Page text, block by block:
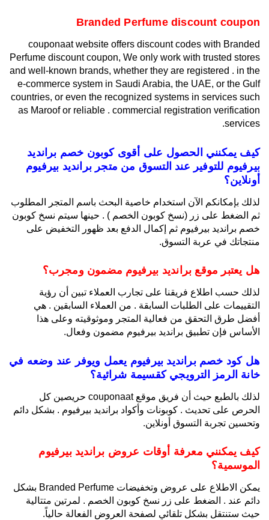
Branded Perfume discount coupon
couponaat website offers discount codes with Branded
Perfume discount coupon, We only work with trusted stores
and well-known brands, whether they are registered . in the
e-commerce system in Saudi Arabia, the UAE, or the Gulf
countries, or even the recognized systems in services such
as Maroof or reliable . commercial registration verification
services.
كيف يمكنني الحصول على أقوى كوبون خصم برانديد
بيرفيوم للتوفير عند التسوق من متجر برانديد بيرفيوم
أونلاين؟
لذلك بإمكانكم الآن استخدام خاصية البحث باسم المتجر المطلوب
ثم الضغط على زر (نسخ كوبون الخصم ) . حينها سيتم نسخ كوبون
خصم برانديد بيرفيوم ثم إكمال الدفع بعد ظهور التخفيض على
منتجاتك في عربة التسوق.
هل يعتبر موقع برانديد بيرفيوم مضمون ومجرب؟
لذلك حسب اطلاع فريقنا على تجارب العملاء تبين أن رؤية
التقييمات على الطلبات السابقة . من العملاء السابقين . هي
أفضل طرق التحقق من فعالية المتجر وموثوقيته وعلى هذا
الأساس فإن تطبيق برانديد بيرفيوم مضمون وفعال.
هل كود خصم برانديد بيرفيوم يعمل ويوفر عند وضعه في
خانة الرمز الترويجي كقسيمة شرائية؟
لذلك بالطبع حيث أن فريق موقع couponaat حريصين كل
الحرص على تحديث . كوبونات وأكواد برانديد بيرفيوم . بشكل دائم
وتحسين تجربة التسوق أونلاين.
كيف يمكنني معرفة أوقات عروض برانديد بيرفيوم
الموسمية؟
يمكن الاطلاع على عروض وتخفيضات Branded Perfume بشكل
دائم عند . الضغط على زر نسخ كوبون الخصم . لمرتين متتالية
حيث ستنتقل بشكل تلقائي لصفحة العروض الفعالة حالياً.